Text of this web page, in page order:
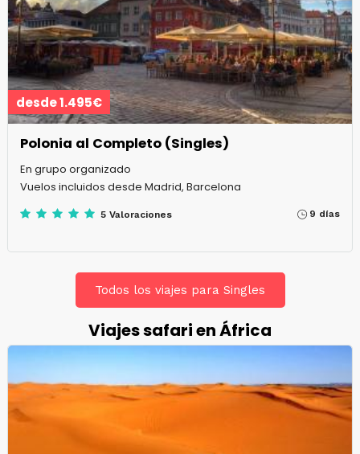
desde 1.495€
Polonia al Completo (Singles)
En grupo organizado
Vuelos incluidos desde Madrid, Barcelona
5 Valoraciones 9 días
Todos los viajes para Singles
Viajes safari en África